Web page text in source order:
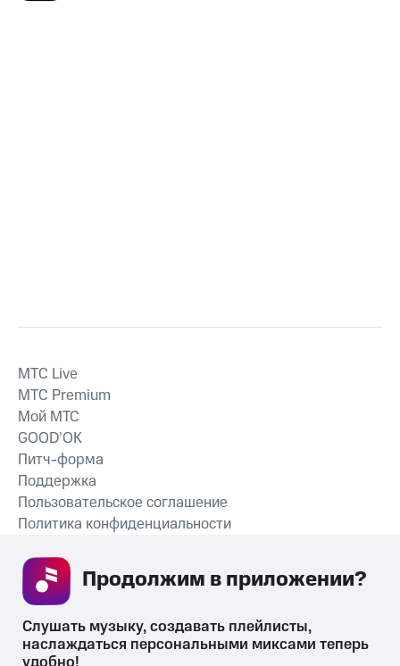
СКАЧАТЬ ПРИЛОЖЕНИЕ
MTС Live
MTС Premium
Мой МТС
GOOD’OK
Питч-форма
Поддержка
Пользовательское соглашение
Политика конфиденциальности
Слушать музыку, создавать плейлисты,
наслаждаться персональными миксами теперь